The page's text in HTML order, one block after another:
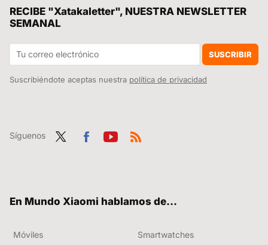
La mejor oferta de la semana: el Xiaomi 17 baja tanto que se pone al mismo precio que el modelo 17T
RECIBE "Xatakaletter", NUESTRA NEWSLETTER
SEMANAL
SUSCRIBIR
Suscribiéndote aceptas nuestra política de privacidad
Síguenos
En Mundo Xiaomi hablamos de...
Móviles Smartwatches